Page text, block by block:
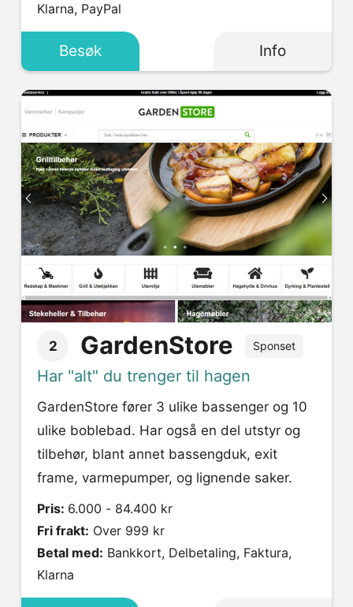
Klarna, PayPal
Besøk Info
2 GardenStore Sponset
Har "alt" du trenger til hagen
GardenStore fører 3 ulike bassenger og 10
ulike boblebad. Har også en del utstyr og
tilbehør, blant annet bassengduk, exit
frame, varmepumper, og lignende saker.
Pris: 6.000 - 84.400 kr
Fri frakt: Over 999 kr
Betal med:
Klarna